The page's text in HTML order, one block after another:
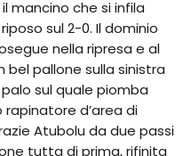
mancino che si infila
sul 2-0. Il dominio
nella ripresa e al
bel pallone sulla sinistra
sul quale piomba
rapinatore d’area di
Atubolu da due passi
tutta di prima, rifinita